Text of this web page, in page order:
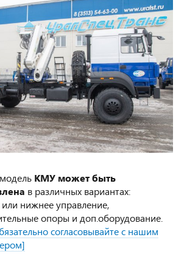
КМУ может быть
в различных вариантах:
или нижнее управление,
опоры и доп.оборудование.
согласовывайте с нашим